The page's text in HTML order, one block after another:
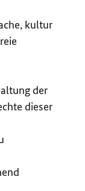
kultur
der
dieser